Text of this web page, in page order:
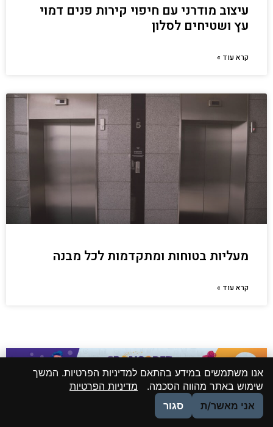
עיצוב מודרני עם חיפוי קירות פנים דמוי
עץ ושטיחים לסלון
קרא עוד »
מעליות בטוחות ומתקדמות לכל מבנה
קרא עוד »
אנו משתמשים במידע בהתאם למדיניות הפרטיות. המשך
שימוש באתר מהווה הסכמה. מדיניות הפרטיות
אני מאשר/ת
סגור